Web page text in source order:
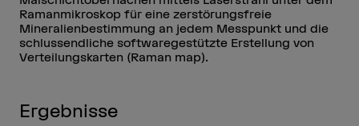
Ramanmikroskop für eine zerstörungsfreie
Mineralienbestimmung an jedem Messpunkt und die
schlussendliche softwaregestützte Erstellung von
Verteilungskarten (Raman map).
Ergebnisse